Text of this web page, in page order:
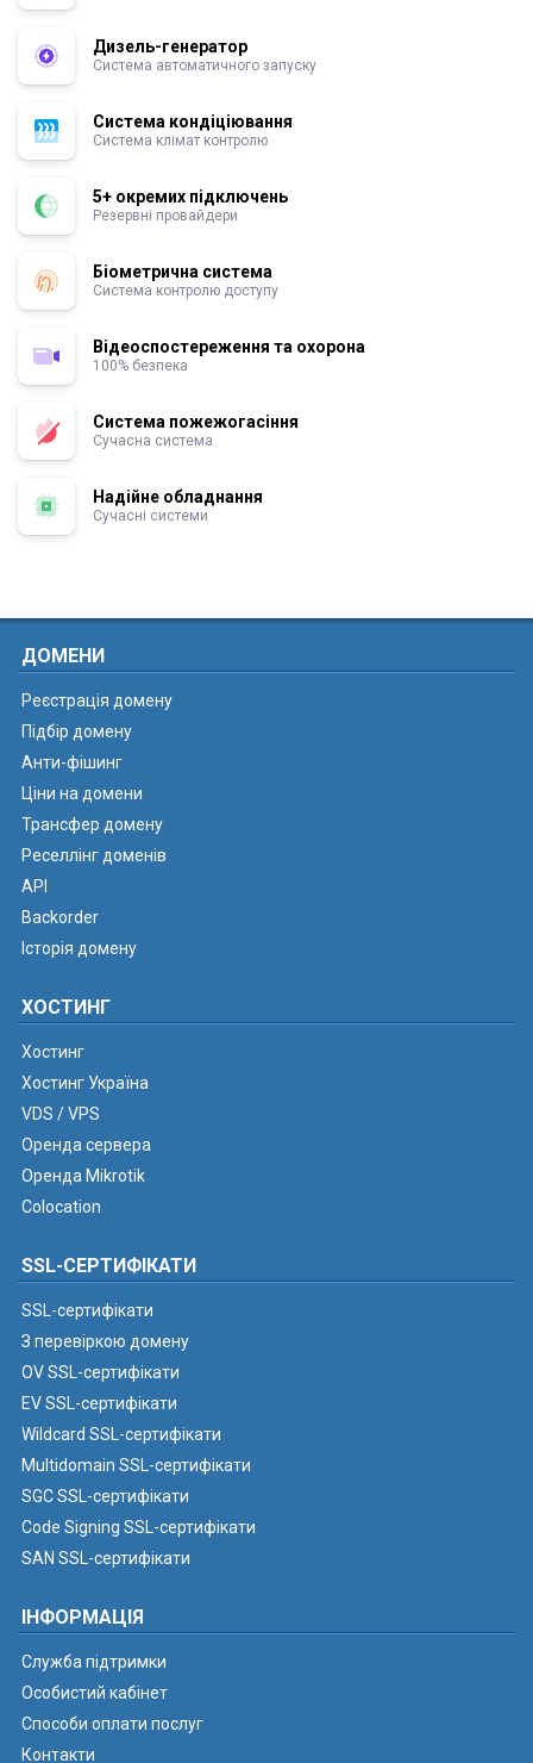
Дизель-генератор
Система автоматичного запуску
Система кондіціювання
Система клімат контролю
5+ окремих підключень
Резервні провайдери
Біометрична система
Система контролю доступу
Відеоспостереження та охорона
100% безпека
Система пожежогасіння
Сучасна система
Надійне обладнання
Сучасні системи
ДОМЕНИ
Реєстрація домену
Підбір домену
Анти-фішинг
Ціни на домени
Трансфер домену
Реселлінг доменів
API
Backorder
Історія домену
ХОСТИНГ
Хостинг
Хостинг Україна
VDS / VPS
Оренда сервера
Оренда Mikrotik
Colocation
SSL-СЕРТИФІКАТИ
SSL-сертифікати
З перевіркою домену
OV SSL-сертифікати
EV SSL-сертифікати
Wildcard SSL-сертифікати
Multidomain SSL-сертифікати
SGC SSL-сертифікати
Code Signing SSL-сертифікати
SAN SSL-сертифікати
ІНФОРМАЦІЯ
Служба підтримки
Особистий кабінет
Способи оплати послуг
Контакти